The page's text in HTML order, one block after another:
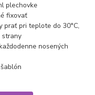
plechovke
fixovať
prať pri teplote do 30°C,
strany
nosených